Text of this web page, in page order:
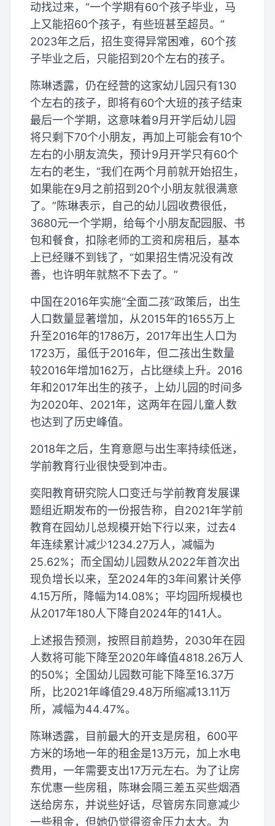
动找过来，“一个学期有60个孩子毕业，马
上又能招60个孩子，有些班甚至超员。”
2023年之后，招生变得异常困难，60个孩
子毕业之后，只能招到20个左右的孩子。
陈琳透露，仍在经营的这家幼儿园只有130
个左右的孩子，即将有60个大班的孩子结束
最后一个学期，这意味着9月开学后幼儿园
将只剩下70个小朋友，再加上可能会有10个
左右的小朋友流失，预计9月开学只有60个
左右的老生，“我们在两个月前就开始招生，
如果能在9月之前招到20个小朋友就很满意
了。”陈琳表示，自己的幼儿园收费很低，
3680元一个学期，给每个小朋友配园服、书
包和餐食，扣除老师的工资和房租后，基本
上已经赚不到钱了，“如果招生情况没有改
善，也许明年就熬不下去了。”
中国在2016年实施“全面二孩”政策后，出生
人口数量显著增加，从2015年的1655万上
升至2016年的1786万，2017年出生人口为
1723万，虽低于2016年，但二孩出生数量
较2016年增加162万，占比继续上升。2016
年和2017年出生的孩子，上幼儿园的时间多
为2020年、2021年，这两年在园儿童人数
也达到了历史峰值。
2018年之后，生育意愿与出生率持续低迷，
学前教育行业很快受到冲击。
奕阳教育研究院人口变迁与学前教育发展课
题组近期发布的一份报告称，自2021年学前
教育在园幼儿总规模开始下行以来，过去4
年连续累计减少1234.27万人，减幅为
25.62%；而全国幼儿园数从2022年首次出
现负增长以来，至2024年的3年间累计关停
4.15万所，降幅为14.08%；平均园所规模也
从2017年180人下降自2024年的141人。
上述报告预测，按照目前趋势，2030年在园
人数将可能下降至2020年峰值4818.26万人
的50%；全国幼儿园数可能下降至16.37万
所，比2021年峰值29.48万所缩减13.11万
所，减幅为44.47%。
陈琳透露，目前最大的开支是房租，600平
方米的场地一年的租金是13万元，加上水电
费用，一年需要支出17万元左右。为了让房
东优惠一些房租，陈琳会隔三差五买些烟酒
送给房东，并说些好话，尽管房东同意减少
一些租金，但她仍觉得资金压力太大。为